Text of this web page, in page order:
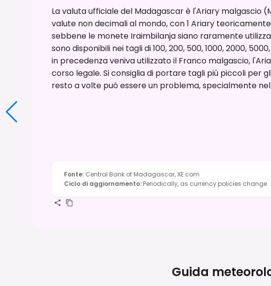
La valuta ufficiale del Madagascar è l'Ariary malgascio
valute non decimali al mondo, con 1 Ariary
sebbene le monete Iraimbilanja siano raramente
sono disponibili nei tagli di 100, 200, 500, 1000, 2000,
in precedenza veniva utilizzato il Franco malgascio,
corso legale. Si consiglia di portare tagli più piccoli per
resto a volte può essere un problema, specialmente
Fonte: Central Bank of Madagascar, XE.com
Ciclo di aggiornamento: Periodically, as currency policies change
Guida